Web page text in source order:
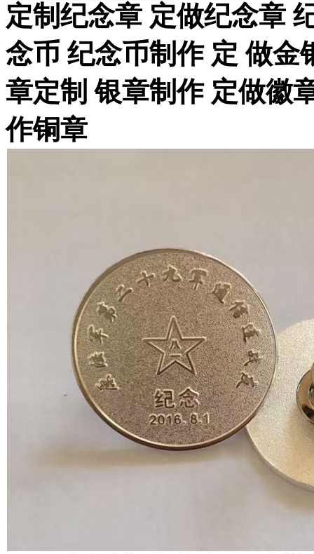
定制纪念章 定做纪念章
念币 纪念币制作 定 做金
章定制 银章制作 定做徽
作铜章